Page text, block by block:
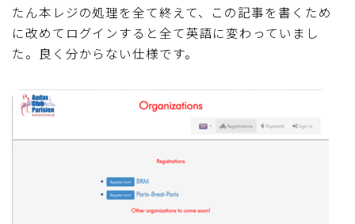
たん本レジの処理を全て終えて、この記事を書くため
に改めてログインすると全て英語に変わっていまし
た。良く分からない仕様です。